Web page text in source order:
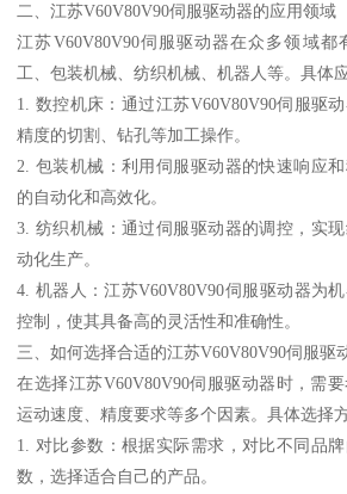
二、江苏V60V80V90伺服驱动器的应用领域
江苏V60V80V90伺服驱动器在众多领域
工、包装机械、纺织机械、机器人等。具体
1. 数控机床：通过江苏V60V80V90伺服驱
精度的切割、钻孔等加工操作。
2. 包装机械：利用伺服驱动器的快速响应
的自动化和高效化。
3. 纺织机械：通过伺服驱动器的调控，实
动化生产。
4. 机器人：江苏V60V80V90伺服驱动器为
控制，使其具备高的灵活性和准确性。
三、如何选择合适的江苏V60V80V90伺服驱
在选择江苏V60V80V90伺服驱动器时，需
运动速度、精度要求等多个因素。具体选择
1. 对比参数：根据实际需求，对比不同品
数，选择适合自己的产品。